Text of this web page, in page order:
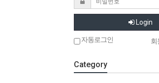
Login
자동로그인 회
Category